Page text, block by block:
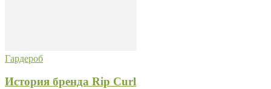
Гардероб
История бренда Rip Curl